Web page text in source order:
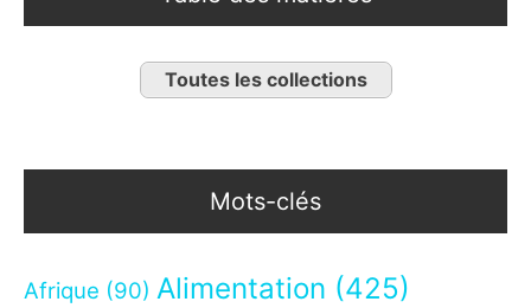
Toutes les collections
Mots-clés
Afrique (90) Alimentation (425)